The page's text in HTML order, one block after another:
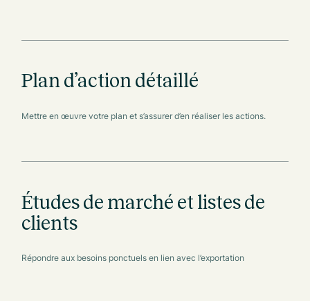
Plan d’action détaillé
Mettre en œuvre votre plan et s’assurer d’en réaliser les actions.
Études de marché et listes de
clients
Répondre aux besoins ponctuels en lien avec l’exportation